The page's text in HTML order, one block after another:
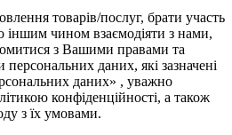
товарів/послуг, брати участь
іншим чином взаємодіяти з нами,
з Вашими правами та
даних, які зазначені
даних» , уважно
конфіденційності, а також
з їх умовами.